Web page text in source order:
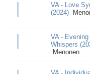
VA - Love
(2024)
VA - Evening
Whispers
Menonen